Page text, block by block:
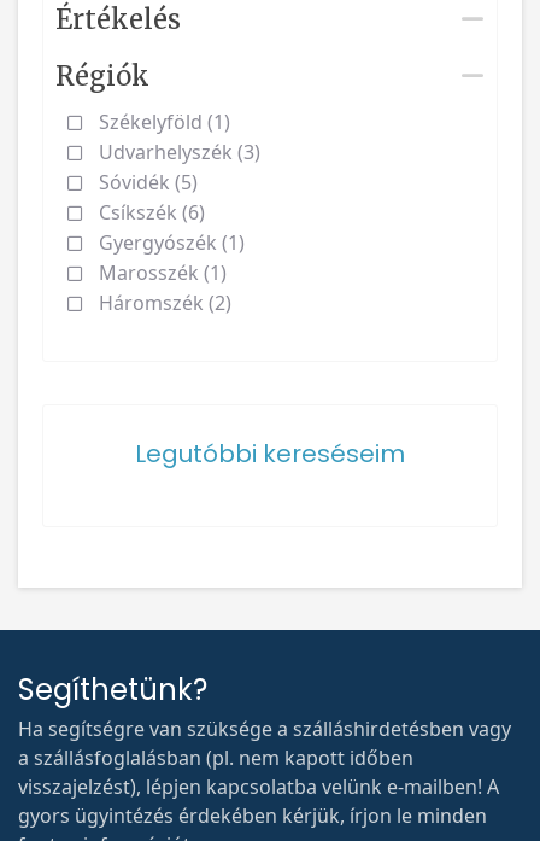
Értékelés
Régiók
Székelyföld (1)
Udvarhelyszék (3)
Sóvidék (5)
Csíkszék (6)
Gyergyószék (1)
Marosszék (1)
Háromszék (2)
Legutóbbi kereséseim
Segíthetünk?
Ha segítségre van szüksége a szálláshirdetésben vagy
a szállásfoglalásban (pl. nem kapott időben
visszajelzést), lépjen kapcsolatba velünk e-mailben! A
gyors ügyintézés érdekében kérjük, írjon le minden